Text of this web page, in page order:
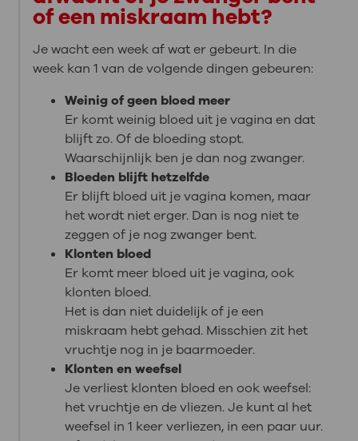
of een miskraam hebt?
Je wacht een week af wat er gebeurt. In die
week kan 1 van de volgende dingen gebeuren:
Weinig of geen bloed meer
Er komt weinig bloed uit je vagina en dat
blijft zo. Of de bloeding stopt.
Waarschijnlijk ben je dan nog zwanger.
Bloeden blijft hetzelfde
Er blijft bloed uit je vagina komen, maar
het wordt niet erger. Dan is nog niet te
zeggen of je nog zwanger bent.
Klonten bloed
Er komt meer bloed uit je vagina, ook
klonten bloed.
Het is dan niet duidelijk of je een
miskraam hebt gehad. Misschien zit het
vruchtje nog in je baarmoeder.
Klonten en weefsel
Je verliest klonten bloed en ook weefsel:
het vruchtje en de vliezen. Je kunt al het
weefsel in 1 keer verliezen, in een paar uur.